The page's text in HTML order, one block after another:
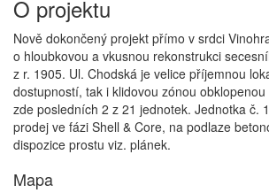
O projektu
Nově dokončený projekt přímo v srdci
o hloubkovou a vkusnou rekonstrukci
z r. 1905. Ul. Chodská je velice příjemnou
dostupností, tak i klidovou zónou
zde posledních 2 z 21 jednotek.​ Jednotka č.
prodej ve fázi Shell & Core, na podlaze
dispozice prostu viz. plánek.
Mapa